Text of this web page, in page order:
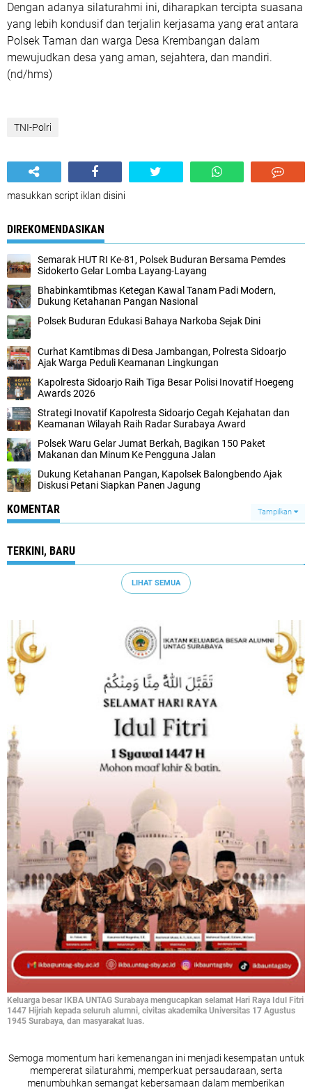
Dengan adanya silaturahmi ini, diharapkan tercipta suasana
yang lebih kondusif dan terjalin kerjasama yang erat antara
Polsek Taman dan warga Desa Krembangan dalam
mewujudkan desa yang aman, sejahtera, dan mandiri.
(nd/hms)
TNI-Polri
masukkan script iklan disini
DIREKOMENDASIKAN
Semarak HUT RI Ke-81, Polsek Buduran Bersama Pemdes
Sidokerto Gelar Lomba Layang-Layang
Bhabinkamtibmas Ketegan Kawal Tanam Padi Modern,
Dukung Ketahanan Pangan Nasional
Polsek Buduran Edukasi Bahaya Narkoba Sejak Dini
Curhat Kamtibmas di Desa Jambangan, Polresta Sidoarjo
Ajak Warga Peduli Keamanan Lingkungan
Kapolresta Sidoarjo Raih Tiga Besar Polisi Inovatif Hoegeng
Awards 2026
Strategi Inovatif Kapolresta Sidoarjo Cegah Kejahatan dan
Keamanan Wilayah Raih Radar Surabaya Award
Polsek Waru Gelar Jumat Berkah, Bagikan 150 Paket
Makanan dan Minum Ke Pengguna Jalan
Dukung Ketahanan Pangan, Kapolsek Balongbendo Ajak
Diskusi Petani Siapkan Panen Jagung
KOMENTAR Tampilkan
TERKINI, BARU
LIHAT SEMUA
Keluarga besar IKBA UNTAG Surabaya mengucapkan selamat Hari Raya Idul Fitri
1447 Hijriah kepada seluruh alumni, civitas akademika Universitas 17 Agustus
1945 Surabaya, dan masyarakat luas.
Semoga momentum hari kemenangan ini menjadi kesempatan untuk
mempererat silaturahmi, memperkuat persaudaraan, serta
menumbuhkan semangat kebersamaan dalam memberikan